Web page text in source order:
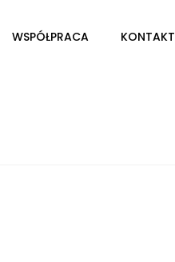
WSPÓŁPRACA KONTAKT